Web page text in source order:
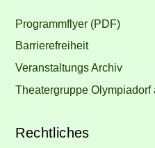
Programmflyer (PDF)
Barrierefreiheit
Veranstaltungs Archiv
Theatergruppe Olympiadorf
Rechtliches